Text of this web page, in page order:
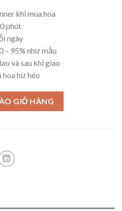
là:
600,000₫.
khi mua hoa
phút
ngày
– 95% như mẫu
và sau khi giao
hoa hư héo
GIỎ HÀNG